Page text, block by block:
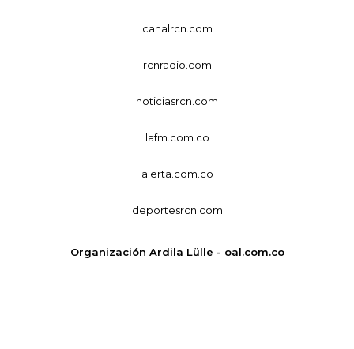
canalrcn.com
rcnradio.com
noticiasrcn.com
lafm.com.co
alerta.com.co
deportesrcn.com
Organización Ardila Lülle - oal.com.co